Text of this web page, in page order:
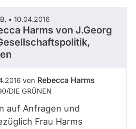
• 10.04.2016
Harms von J.Georg
von Rebecca Harms
­DIE GRÜNEN
auf Anfragen und
Frau Harms